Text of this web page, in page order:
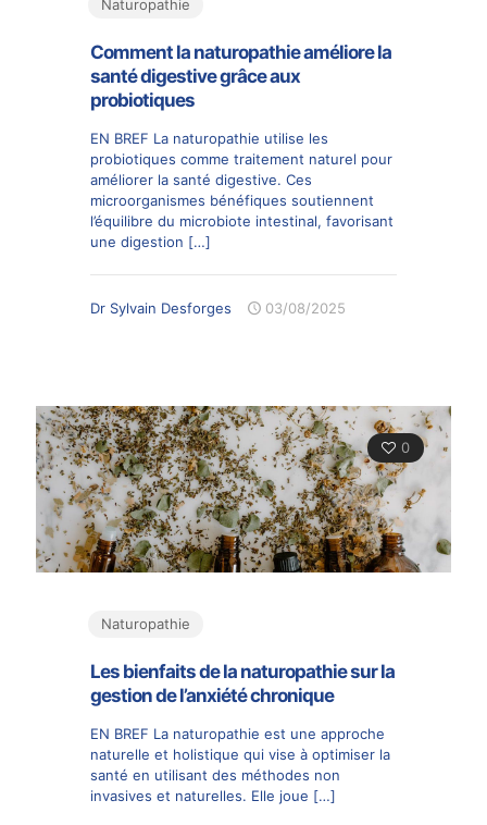
Naturopathie
Comment la naturopathie améliore la
santé digestive grâce aux
probiotiques
EN BREF La naturopathie utilise les
probiotiques comme traitement naturel pour
améliorer la santé digestive. Ces
microorganismes bénéfiques soutiennent
l’équilibre du microbiote intestinal, favorisant
une digestion […]
Dr Sylvain Desforges 03/08/2025
0
Naturopathie
Les bienfaits de la naturopathie sur la
gestion de l’anxiété chronique
EN BREF La naturopathie est une approche
naturelle et holistique qui vise à optimiser la
santé en utilisant des méthodes non
invasives et naturelles. Elle joue […]